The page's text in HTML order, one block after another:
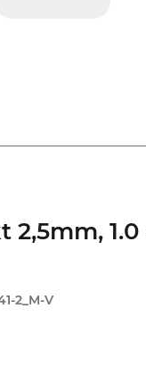
1.0
2_M-V